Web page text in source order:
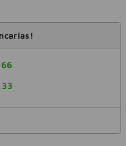
66
33